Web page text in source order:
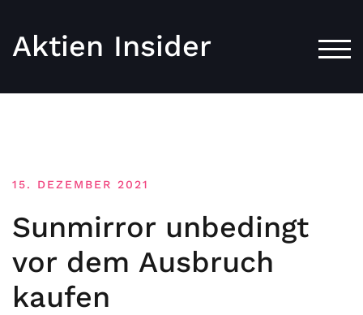
Aktien Insider
15. DEZEMBER 2021
Sunmirror unbedingt
vor dem Ausbruch
kaufen